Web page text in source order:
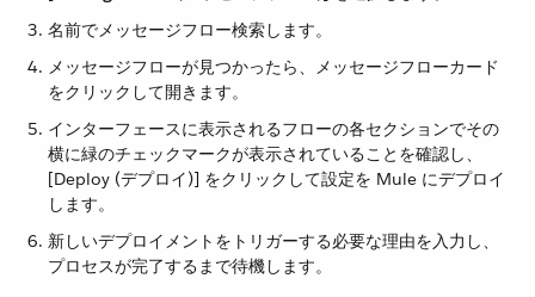
名前でメッセージフロー検索します。
メッセージフローが見つかったら、メッセージフローカード
をクリックして開きます。
インターフェースに表示されるフローの各セクションでその
横に緑のチェックマークが表示されていることを確認し、
[Deploy (デプロイ)] をクリックして設定を Mule にデプロイ
します。
新しいデプロイメントをトリガーする必要な理由を入力し、
プロセスが完了するまで待機します。